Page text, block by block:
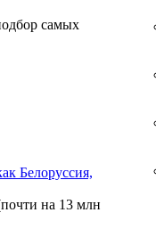
самых
Белоруссия,
на 13 млн